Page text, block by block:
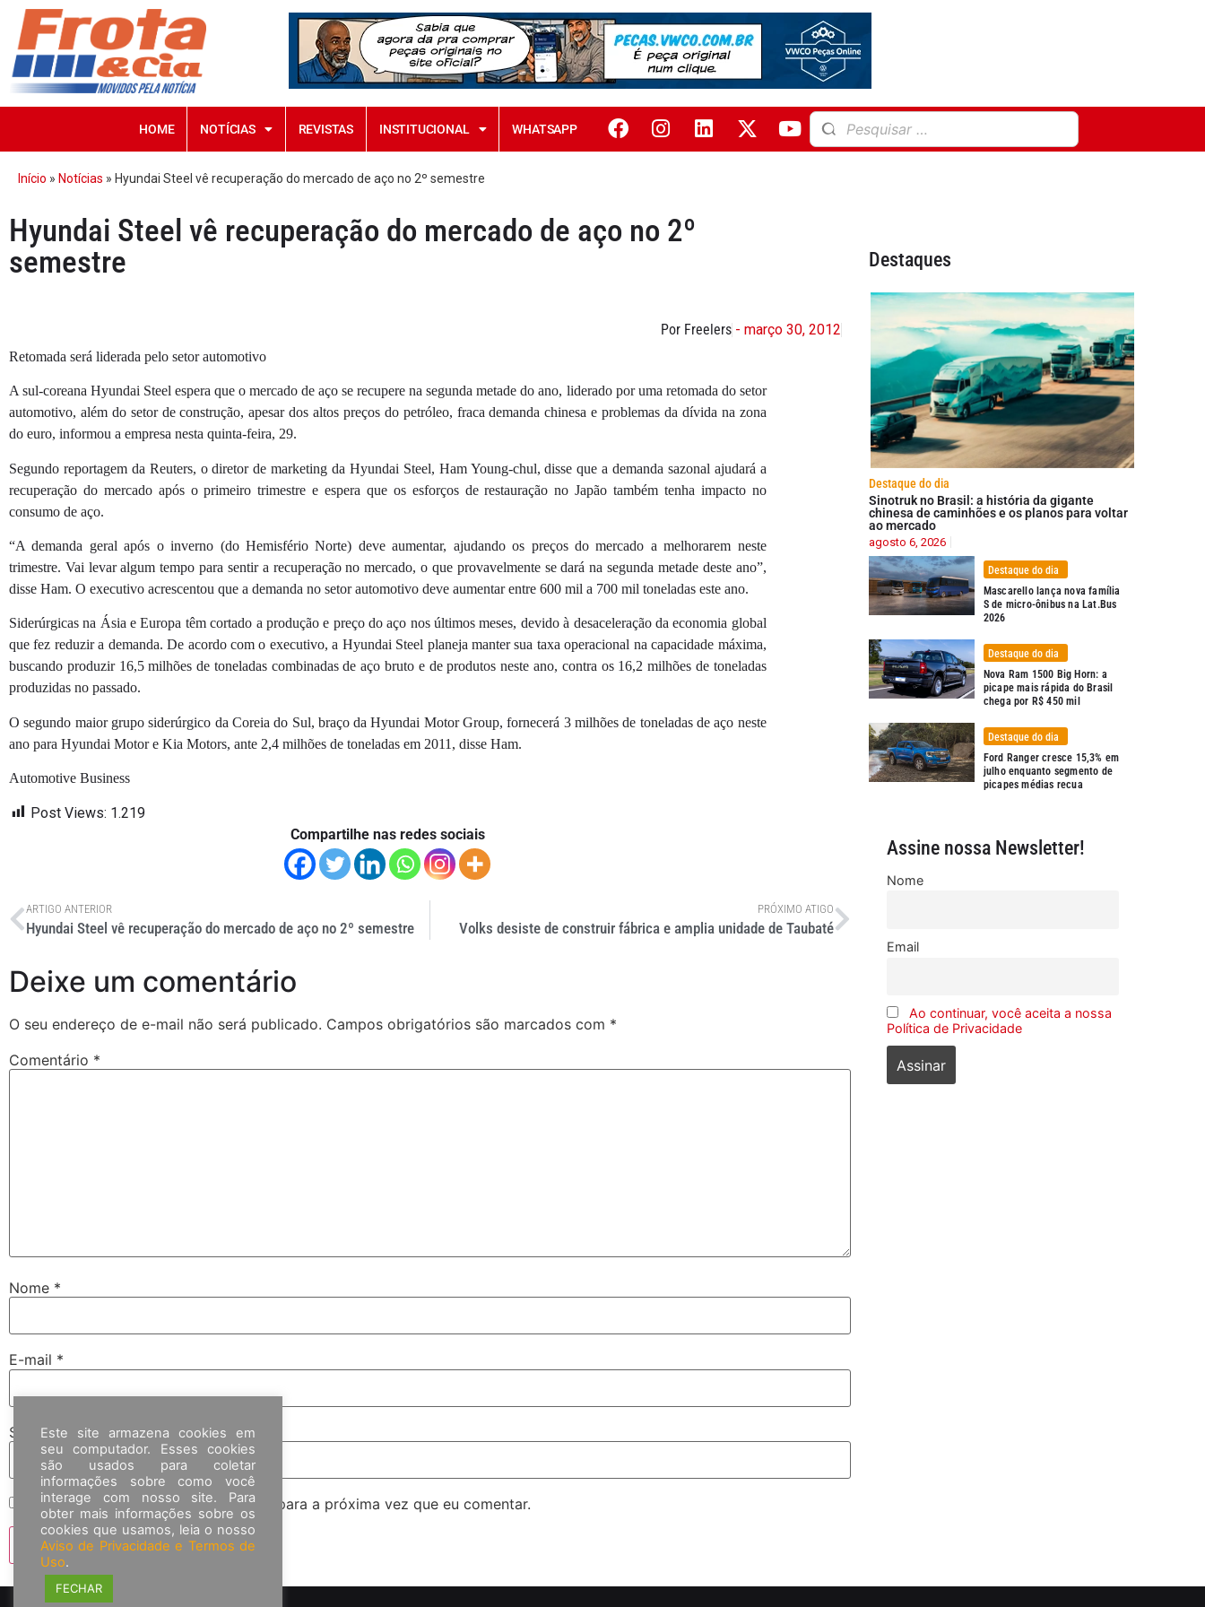
HOME NOTÍCIAS REVISTAS INSTITUCIONAL WHATSAPP
Início » Notícias » Hyundai Steel vê recuperação do mercado de aço no 2º semestre
Hyundai Steel vê recuperação do mercado de aço no 2º
semestre
Por Freelers - março 30, 2012
Retomada será liderada pelo setor automotivo
A sul-coreana Hyundai Steel espera que o mercado de aço se recupere na segunda metade do ano, liderado por uma retomada do setor
automotivo, além do setor de construção, apesar dos altos preços do petróleo, fraca demanda chinesa e problemas da dívida na zona
do euro, informou a empresa nesta quinta-feira, 29.
Segundo reportagem da Reuters, o diretor de marketing da Hyundai Steel, Ham Young-chul, disse que a demanda sazonal ajudará a
recuperação do mercado após o primeiro trimestre e espera que os esforços de restauração no Japão também tenha impacto no
consumo de aço.
“A demanda geral após o inverno (do Hemisfério Norte) deve aumentar, ajudando os preços do mercado a melhorarem neste
trimestre. Vai levar algum tempo para sentir a recuperação no mercado, o que provavelmente se dará na segunda metade deste ano”,
disse Ham. O executivo acrescentou que a demanda no setor automotivo deve aumentar entre 600 mil a 700 mil toneladas este ano.
Siderúrgicas na Ásia e Europa têm cortado a produção e preço do aço nos últimos meses, devido à desaceleração da economia global
que fez reduzir a demanda. De acordo com o executivo, a Hyundai Steel planeja manter sua taxa operacional na capacidade máxima,
buscando produzir 16,5 milhões de toneladas combinadas de aço bruto e de produtos neste ano, contra os 16,2 milhões de toneladas
produzidas no passado.
O segundo maior grupo siderúrgico da Coreia do Sul, braço da Hyundai Motor Group, fornecerá 3 milhões de toneladas de aço neste
ano para Hyundai Motor e Kia Motors, ante 2,4 milhões de toneladas em 2011, disse Ham.
Automotive Business
Post Views: 1.219
Compartilhe nas redes sociais
ARTIGO ANTERIOR
Hyundai Steel vê recuperação do mercado de aço no 2º semestre
PRÓXIMO ATIGO
Volks desiste de construir fábrica e amplia unidade de Taubaté
Deixe um comentário
O seu endereço de e-mail não será publicado. Campos obrigatórios são marcados com *
Comentário *
Nome *
E-mail *
Site
Salvar meus dados neste navegador para a próxima vez que eu comentar.
Destaques
Destaque do dia
Sinotruk no Brasil: a história da gigante
chinesa de caminhões e os planos para voltar
ao mercado
agosto 6, 2026
Destaque do dia
Mascarello lança nova família
S de micro-ônibus na Lat.Bus
2026
Destaque do dia
Nova Ram 1500 Big Horn: a
picape mais rápida do Brasil
chega por R$ 450 mil
Destaque do dia
Ford Ranger cresce 15,3% em
julho enquanto segmento de
picapes médias recua
Assine nossa Newsletter!
Nome
Email
Ao continuar, você aceita a nossa
Política de Privacidade
Este site armazena cookies em
seu computador. Esses cookies
são usados para coletar
informações sobre como você
interage com nosso site. Para
obter mais informações sobre os
cookies que usamos, leia o nosso
Aviso de Privacidade e Termos de
Uso.
FECHAR